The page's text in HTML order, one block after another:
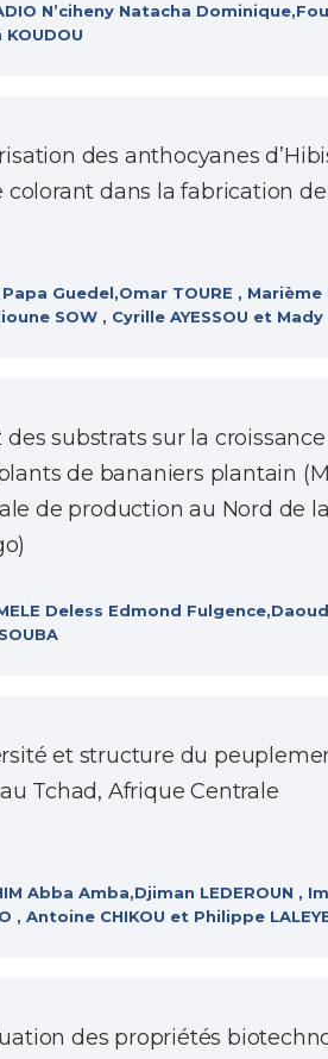
N’ciheny Natacha
des anthocyanes
dans la fabrication
Papa Guedel,Omar TOURE ,
SOW , Cyrille AYESSOU et Mady
des substrats sur la
de bananiers plantain
de production au Nord de la
Deless Edmond
et structure du
Tchad, Afrique Centrale
Abba Amba,Djiman LEDEROUN ,
, Antoine CHIKOU et Philippe
des propriétés